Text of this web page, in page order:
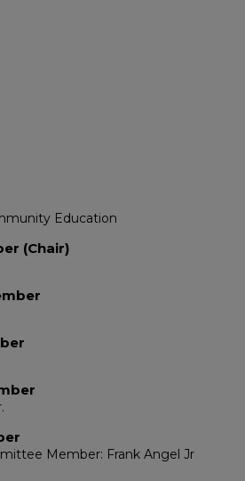
Education
(Chair)
Member: Frank Angel Jr